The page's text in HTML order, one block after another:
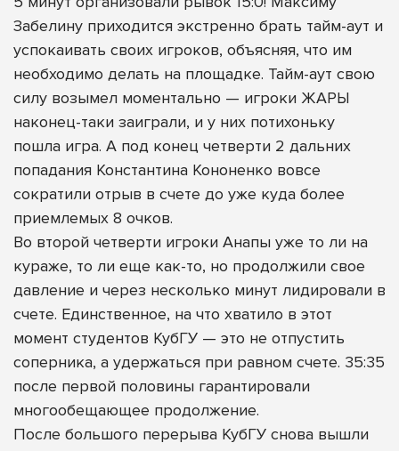
Забелину приходится экстренно брать тайм-аут и
успокаивать своих игроков, объясняя, что им
необходимо делать на площадке. Тайм-аут свою
силу возымел моментально — игроки ЖАРЫ
наконец-таки заиграли, и у них потихоньку
пошла игра. А под конец четверти 2 дальних
попадания Константина Кононенко вовсе
сократили отрыв в счете до уже куда более
приемлемых 8 очков.
Во второй четверти игроки Анапы уже то ли на
кураже, то ли еще как-то, но продолжили свое
давление и через несколько минут лидировали в
счете. Единственное, на что хватило в этот
момент студентов КубГУ — это не отпустить
соперника, а удержаться при равном счете. 35:35
после первой половины гарантировали
многообещающее продолжение.
После большого перерыва КубГУ снова вышли